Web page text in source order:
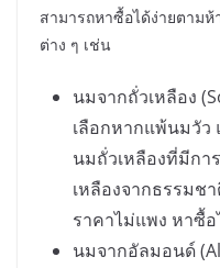
สามารถหาซื้อได้ง่ายตาม
ต่าง ๆ เช่น
นมจากถั่วเหลือง
เลือกหากแพ้นมวัว
นมถั่วเหลืองที่มีกา
เหลืองจากธรรมช
ราคาไม่แพง หาซื้อ
นมจากอัลมอนด์